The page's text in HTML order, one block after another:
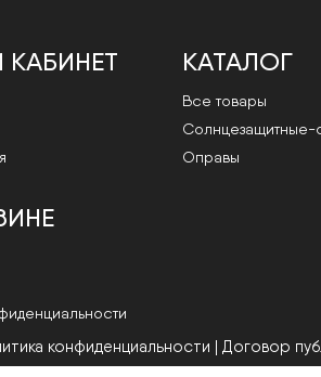
КАТАЛОГ
Все товары
Cолнцезащитные-
Оправы
конфиденциальности | Договор